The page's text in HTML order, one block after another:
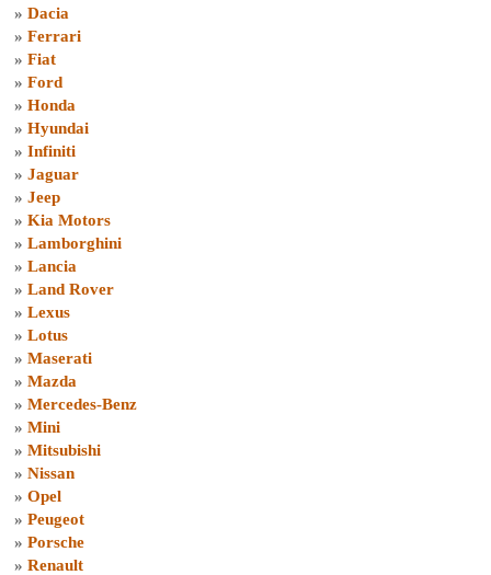
» Dacia
» Ferrari
» Fiat
» Ford
» Honda
» Hyundai
» Infiniti
» Jaguar
» Jeep
» Kia Motors
» Lamborghini
» Lancia
» Land Rover
» Lexus
» Lotus
» Maserati
» Mazda
» Mercedes-Benz
» Mini
» Mitsubishi
» Nissan
» Opel
» Peugeot
» Porsche
» Renault